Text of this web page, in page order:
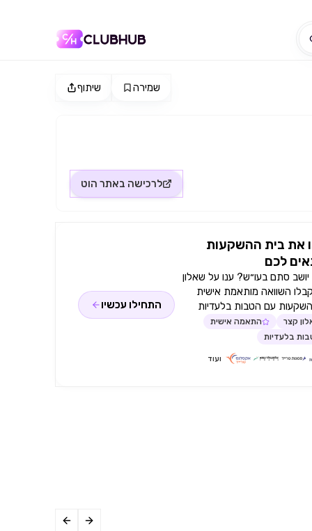
שיתוף שמירה
לרכישה באתר הוט
את בית ההשקעות
לכם
סתם בעו״ש? ענו על שאלון
השוואה מותאמת אישית
עם הטבות בלעדיות
קצר
התאמה אישית
בלעדיות
ועוד
התחילו עכשיו